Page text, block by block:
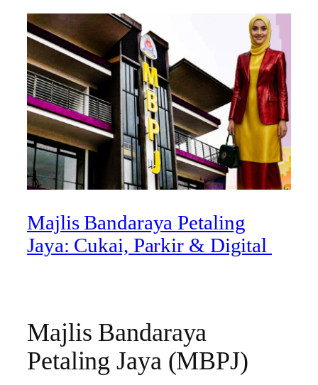
Majlis Bandaraya Petaling
Jaya: Cukai, Parkir & Digital
Majlis Bandaraya
Petaling Jaya (MBPJ)